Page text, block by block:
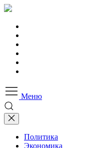
Меню
Политика
Экономика